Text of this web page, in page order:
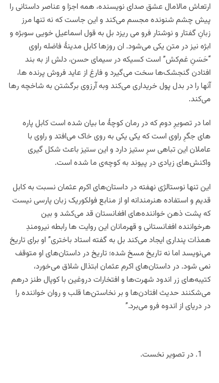
ارتعاش مالامال عشق صدای نویسنده، همه اجزا و عناصر داستانی را
پیش چشم شنونده مجسم می‌کند و این جاست که نه تنها مرز
زبانِ گفتار و نوشتار فرو می ریزد بل به قول اسماعیل خویی سوبژه و
ابژه نیز در متن یکی می‌شود. ان روزها کابل مدینۀ فاضله راوی
“حَسَنِ غم‌کش” است کسیکه در سیمای حسن، دلش از به بند
افتادن گنجشک‌ها سخت می‌گیرد و فارغ از عاید فروش پرنده ها،
آنها را در بدل پول خریداری می‌کند وبه آرزوی برگشتن به شاخچه رها
می‌کند.
اما در تصویرِ دوم که در رمان کوچۀ ما بیان شده است کابل پاره
های جگرِ راوی است که یکی یکی به روی خاک می‌افتد و راوی با
عاملان این تباهی سرِ ستیز دارد و این ستیز باعث شکل گیری
واکنش‌های زیادی در پیوند به کوچه‌ی ما شده است.
این تنها نوستالژی نهفته در داستان‌های اکرم عثمان نسبت به کابل
قدیم و استفاده هنرمندانه او از منابع فولکوریک زبان پارسی نیست
که پشت ذهن خواننده‌های افغانستان قد می‌کشد و بین
هرخواننده افغانستانی و قهرمانان این روایت ها رابطه نیرومندِ
همذات پنداری ایجاد می‌کند بل به گفته استاد باختری” او برای تاریخ
می‌نویسد اما نه تاریخ مسخ شده؛ تاریخ در داستان‌های او متوقف
نمی شود. در داستان‌های اکرم عثمان ابتذال شلاق می‌خورد،
کتیبه‌های زر اندود شهرت‌ها و افتخارات دروغین با کوپال طنز درهم
می‌شکنند حدیث افتادن‌ها و بر نخاستن‌ها قلب و روان خواننده را
در دریای از اندوه فرو می‌برد.”
در تصویر نخست.